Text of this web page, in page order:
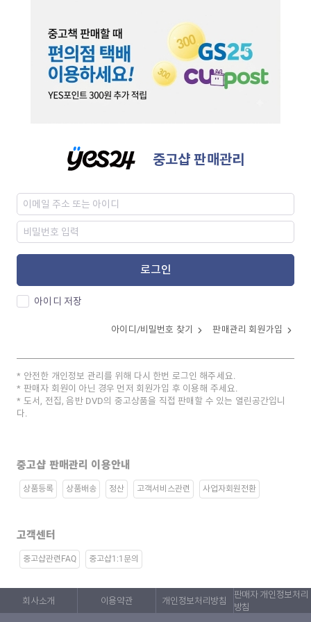
중고샵 판매관리
로그인
아이디 저장
아이디/비밀번호 찾기 판매관리 회원가입
안전한 개인정보 관리를 위해 다시 한번 로그인 해주세요.
판매자 회원이 아닌 경우 먼저 회원가입 후 이용해 주세요.
도서, 전집, 음반 DVD의 중고상품을 직접 판매할 수 있는 열린공간입니
다.
중고샵 판매관리 이용안내
상품등록 상품배송 정산 고객서비스관련 사업자회원전환
고객센터
중고샵관련FAQ 중고샵1:1문의
회사소개 이용약관 개인정보처리방침
판매자 개인정보처리
방침